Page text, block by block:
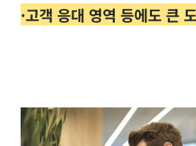
·고객 응대 영역 등에도 큰